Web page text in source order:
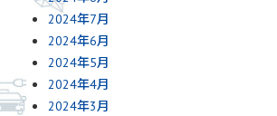
2024年7月
2024年6月
2024年5月
2024年4月
2024年3月